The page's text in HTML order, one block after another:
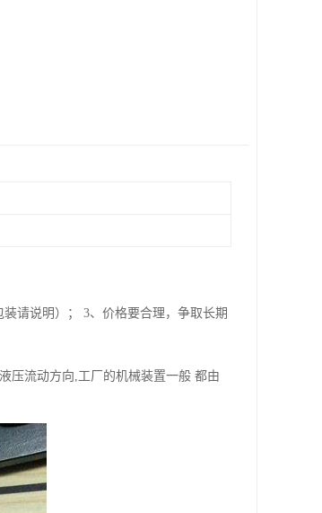
请说明）； 3、价格要合理，争取长期
压流动方向,工厂的机械装置一般 都由